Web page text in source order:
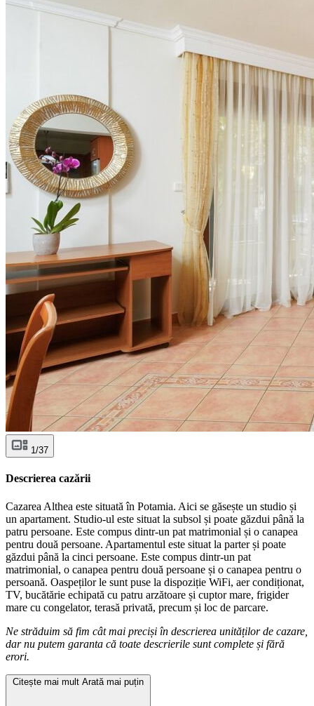
1/37
Descrierea cazării
Cazarea Althea este situată în Potamia. Aici se găsește un studio și
un apartament. Studio-ul este situat la subsol și poate găzdui până la
patru persoane. Este compus dintr-un pat matrimonial și o canapea
pentru două persoane. Apartamentul este situat la parter și poate
găzdui până la cinci persoane. Este compus dintr-un pat
matrimonial, o canapea pentru două persoane și o canapea pentru o
persoană. Oaspeților le sunt puse la dispoziție WiFi, aer condiționat,
TV, bucătărie echipată cu patru arzătoare și cuptor mare, frigider
mare cu congelator, terasă privată, precum și loc de parcare.
Ne străduim să fim cât mai preciși în descrierea unităților de cazare,
dar nu putem garanta că toate descrierile sunt complete și fără
erori.
Citește mai mult Arată mai puțin